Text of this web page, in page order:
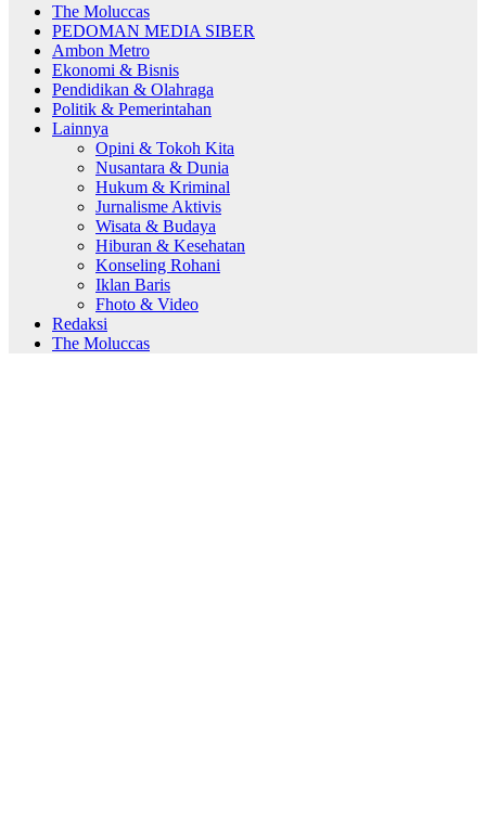
The Moluccas
PEDOMAN MEDIA SIBER
Ambon Metro
Ekonomi & Bisnis
Pendidikan & Olahraga
Politik & Pemerintahan
Lainnya
Opini & Tokoh Kita
Nusantara & Dunia
Hukum & Kriminal
Jurnalisme Aktivis
Wisata & Budaya
Hiburan & Kesehatan
Konseling Rohani
Iklan Baris
Fhoto & Video
Redaksi
The Moluccas